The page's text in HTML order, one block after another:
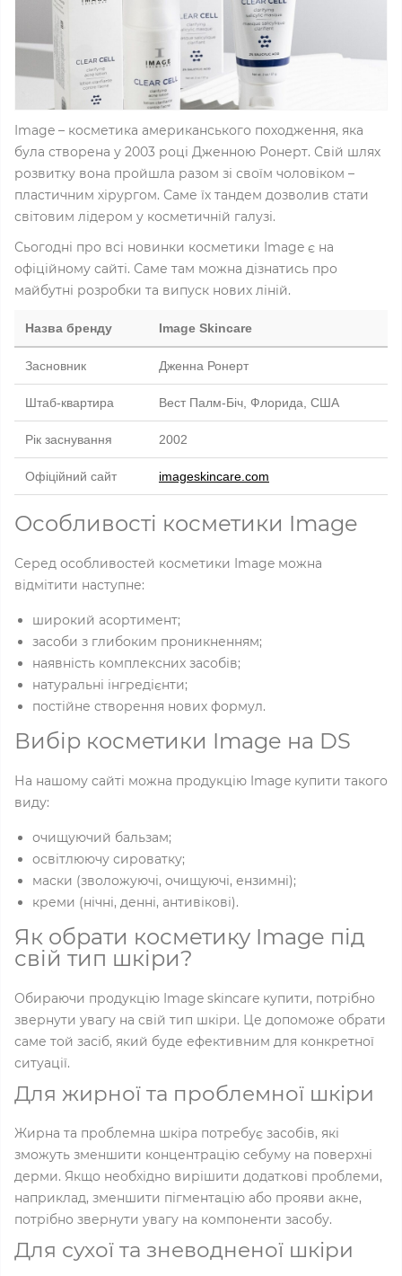
Image – косметика американського походження, яка
була створена у 2003 році Дженною Ронерт. Свій шлях
розвитку вона пройшла разом зі своїм чоловіком –
пластичним хірургом. Саме їх тандем дозволив стати
світовим лідером у косметичній галузі.
Сьогодні про всі новинки косметики Image є на
офіційному сайті. Саме там можна дізнатись про
майбутні розробки та випуск нових ліній.
Назва бренду Image Skincare
Засновник Дженна Ронерт
Штаб‑квартира Вест Палм‑Біч, Флорида, США
Рік заснування 2002
Офіційний сайт imageskincare.com
Особливості косметики Image
Серед особливостей косметики Image можна
відмітити наступне:
широкий асортимент;
засоби з глибоким проникненням;
наявність комплексних засобів;
натуральні інгредієнти;
постійне створення нових формул.
Вибір косметики Image на DS
На нашому сайті можна продукцію Image купити такого
виду:
очищуючий бальзам;
освітлюючу сироватку;
маски (зволожуючі, очищуючі, ензимні);
креми (нічні, денні, антивікові).
Як обрати косметику Image під
свій тип шкіри?
Обираючи продукцію Image skincare купити, потрібно
звернути увагу на свій тип шкіри. Це допоможе обрати
саме той засіб, який буде ефективним для конкретної
ситуації.
Для жирної та проблемної шкіри
Жирна та проблемна шкіра потребує засобів, які
зможуть зменшити концентрацію себуму на поверхні
дерми. Якщо необхідно вирішити додаткові проблеми,
наприклад, зменшити пігментацію або прояви акне,
потрібно звернути увагу на компоненти засобу.
Для сухої та зневодненої шкіри